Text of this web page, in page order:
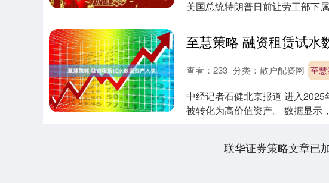
美国总统特朗普日前让劳工部下
至慧策略 融资租赁试水
至
查看： 233 分类： 散户配资网
中经记者石健北京报道 进入
被转化为高价值资产。 数据显示
联华证券策略文章已